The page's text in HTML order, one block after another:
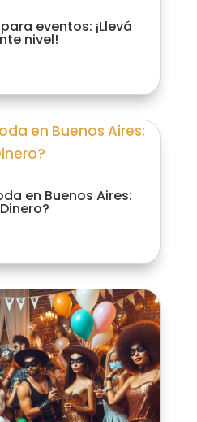
eventos: ¡Llevá
nivel!
en Buenos Aires: